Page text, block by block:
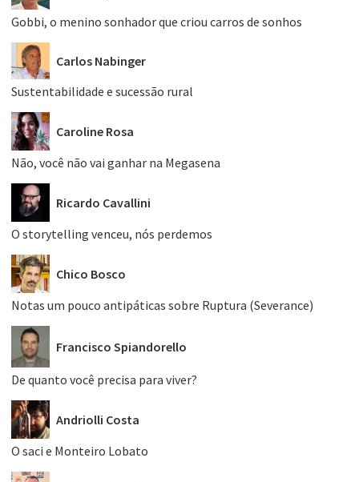
Gobbi, o menino sonhador que criou carros de sonhos
Carlos Nabinger
Sustentabilidade e sucessão rural
Caroline Rosa
Não, você não vai ganhar na Megasena
Ricardo Cavallini
O storytelling venceu, nós perdemos
Chico Bosco
Notas um pouco antipáticas sobre Ruptura (Severance)
Francisco Spiandorello
De quanto você precisa para viver?
Andriolli Costa
O saci e Monteiro Lobato